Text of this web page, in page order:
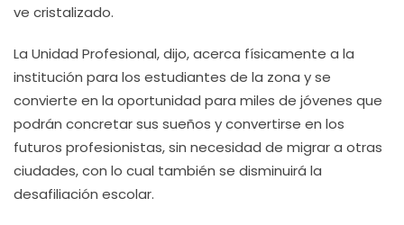
ve cristalizado.
La Unidad Profesional, dijo, acerca físicamente a la
institución para los estudiantes de la zona y se
convierte en la oportunidad para miles de jóvenes que
podrán concretar sus sueños y convertirse en los
futuros profesionistas, sin necesidad de migrar a otras
ciudades, con lo cual también se disminuirá la
desafiliación escolar.